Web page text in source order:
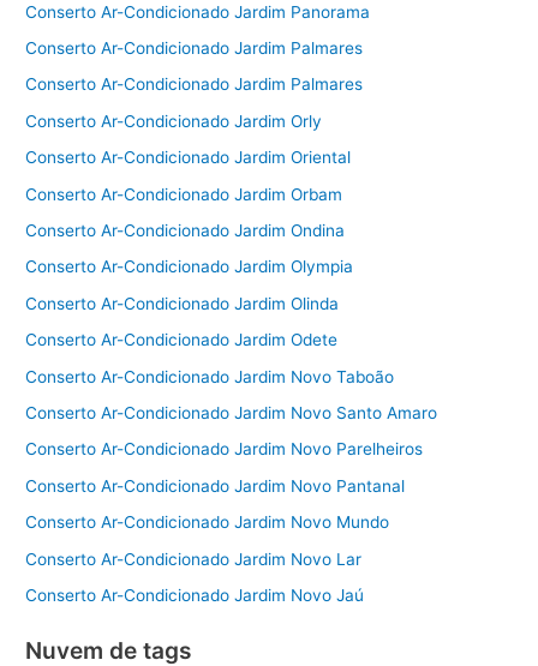
Conserto Ar-Condicionado Jardim Panorama
Conserto Ar-Condicionado Jardim Palmares
Conserto Ar-Condicionado Jardim Palmares
Conserto Ar-Condicionado Jardim Orly
Conserto Ar-Condicionado Jardim Oriental
Conserto Ar-Condicionado Jardim Orbam
Conserto Ar-Condicionado Jardim Ondina
Conserto Ar-Condicionado Jardim Olympia
Conserto Ar-Condicionado Jardim Olinda
Conserto Ar-Condicionado Jardim Odete
Conserto Ar-Condicionado Jardim Novo Taboão
Conserto Ar-Condicionado Jardim Novo Santo Amaro
Conserto Ar-Condicionado Jardim Novo Parelheiros
Conserto Ar-Condicionado Jardim Novo Pantanal
Conserto Ar-Condicionado Jardim Novo Mundo
Conserto Ar-Condicionado Jardim Novo Lar
Conserto Ar-Condicionado Jardim Novo Jaú
Nuvem de tags